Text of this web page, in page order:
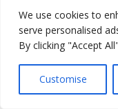
We use cookies to
serve personalised
By clicking "Accept
Customise